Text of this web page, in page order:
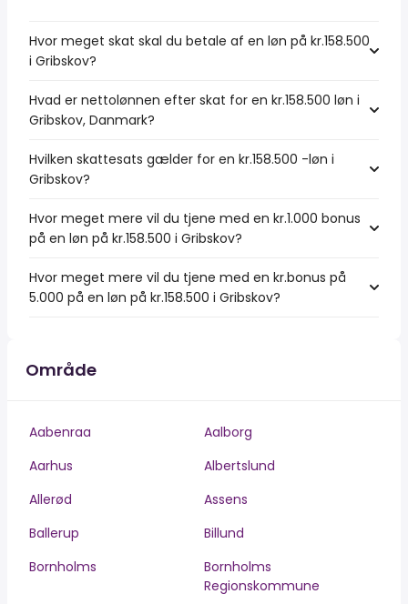
Hvor meget skat skal du betale af en løn på kr.158.500
i Gribskov?
Hvad er nettolønnen efter skat for en kr.158.500 løn i
Gribskov, Danmark?
Hvilken skattesats gælder for en kr.158.500 -løn i
Gribskov?
Hvor meget mere vil du tjene med en kr.1.000 bonus
på en løn på kr.158.500 i Gribskov?
Hvor meget mere vil du tjene med en kr.bonus på
5.000 på en løn på kr.158.500 i Gribskov?
Område
Aabenraa
Aalborg
Aarhus
Albertslund
Allerød
Assens
Ballerup
Billund
Bornholms
Bornholms
Regionskommune